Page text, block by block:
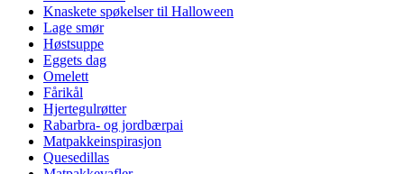
Knaskete spøkelser til Halloween
Lage smør
Høstsuppe
Eggets dag
Omelett
Fårikål
Hjertegulrøtter
Rabarbra- og jordbærpai
Matpakkeinspirasjon
Quesedillas